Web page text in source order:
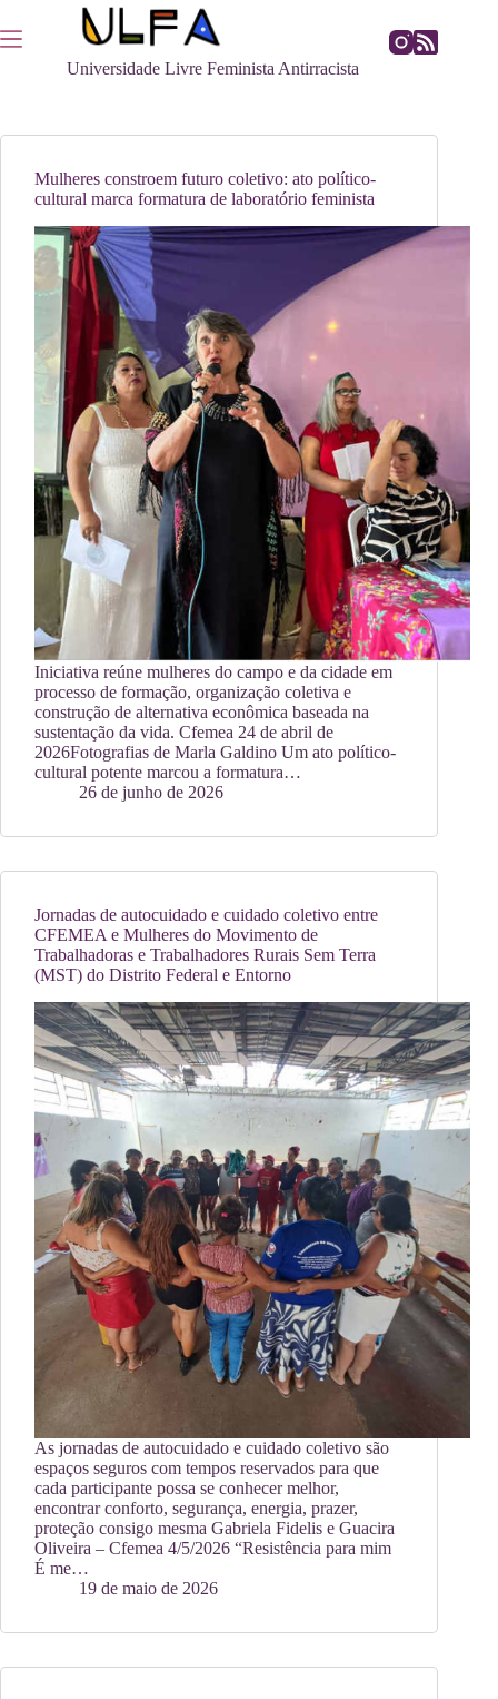
para
o
Universidade Livre Feminista Antirracista
Mulheres constroem futuro coletivo: ato político-
cultural marca formatura de laboratório feminista
Iniciativa reúne mulheres do campo e da cidade em
processo de formação, organização coletiva e
construção de alternativa econômica baseada na
sustentação da vida. Cfemea 24 de abril de
2026Fotografias de Marla Galdino Um ato político-
cultural potente marcou a formatura…
26 de junho de 2026
Jornadas de autocuidado e cuidado coletivo entre
CFEMEA e Mulheres do Movimento de
Trabalhadoras e Trabalhadores Rurais Sem Terra
(MST) do Distrito Federal e Entorno
As jornadas de autocuidado e cuidado coletivo são
espaços seguros com tempos reservados para que
cada participante possa se conhecer melhor,
encontrar conforto, segurança, energia, prazer,
proteção consigo mesma Gabriela Fidelis e Guacira
Oliveira – Cfemea 4/5/2026 “Resistência para mim
É me…
19 de maio de 2026